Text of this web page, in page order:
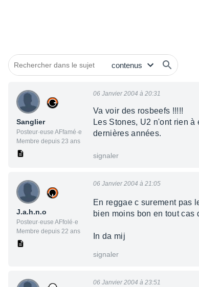
Sanglier
Posteur·euse AFfamé·e
Membre depuis 23 ans
06 Janvier 2004 à 20:31
Va voir des rosbeefs !!!!!
Les Stones, U2 n'ont rien
dernières années.
signaler
J.a.h.n.o
Posteur·euse AFfolé·e
Membre depuis 22 ans
06 Janvier 2004 à 21:05
En reggae c surement pas
bien moins bon en tout cas
In da mij
signaler
06 Janvier 2004 à 23:51